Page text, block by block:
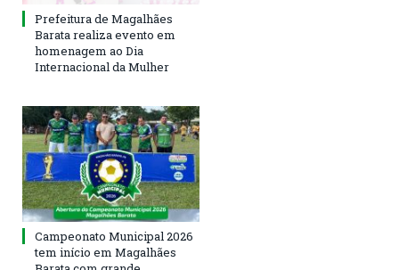
Prefeitura de Magalhães
Barata realiza evento em
homenagem ao Dia
Internacional da Mulher
Campeonato Municipal 2026
tem início em Magalhães